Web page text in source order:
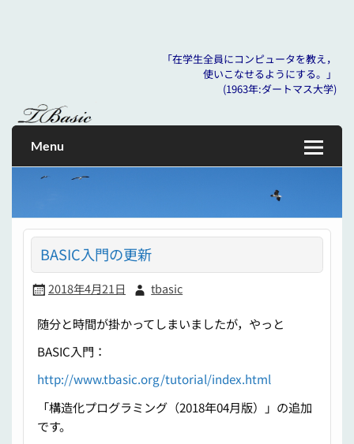
「在学生全員にコンピュータを教え，
使いこなせるようにする。」
(1963年:ダートマス大学)
content
tbasic
「在学生全員にコンピュータを教え， 使いこなせるように
する。」 (1963年:ダートマス大学)
Menu
BASIC入門の更新
2018年4月21日 tbasic
随分と時間が掛かってしまいましたが，やっと
BASIC入門：
http://www.tbasic.org/tutorial/index.html
「構造化プログラミング（2018年04月版）」の追加
です。